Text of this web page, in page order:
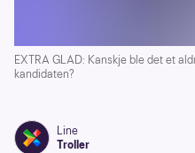
EXTRA GLAD: Kanskje ble det et
kandidaten?
Line
Troller